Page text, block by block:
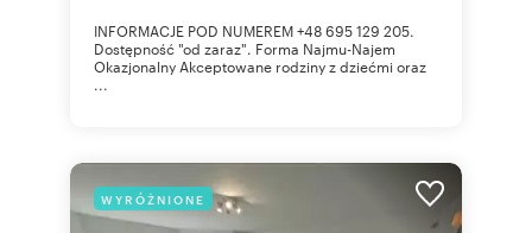
INFORMACJE POD NUMEREM +48 695 129 205.
Dostępność "od zaraz". Forma Najmu-Najem
Okazjonalny Akceptowane rodziny z dziećmi oraz
...
WYRÓŻNIONE